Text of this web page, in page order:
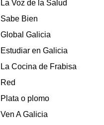
La Voz de la Salud
Sabe Bien
Global Galicia
Estudiar en Galicia
La Cocina de Frabisa
Red
Plata o plomo
Ven A Galicia